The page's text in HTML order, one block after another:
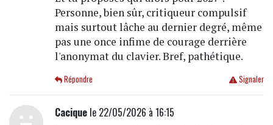
Personne, bien sûr, critiqueur compulsif
mais surtout lâche au dernier degré, même
pas une once infime de courage derrière
l'anonymat du clavier. Bref, pathétique.
Signaler
Répondre
Caciquele 22/05/2026 à 16:15